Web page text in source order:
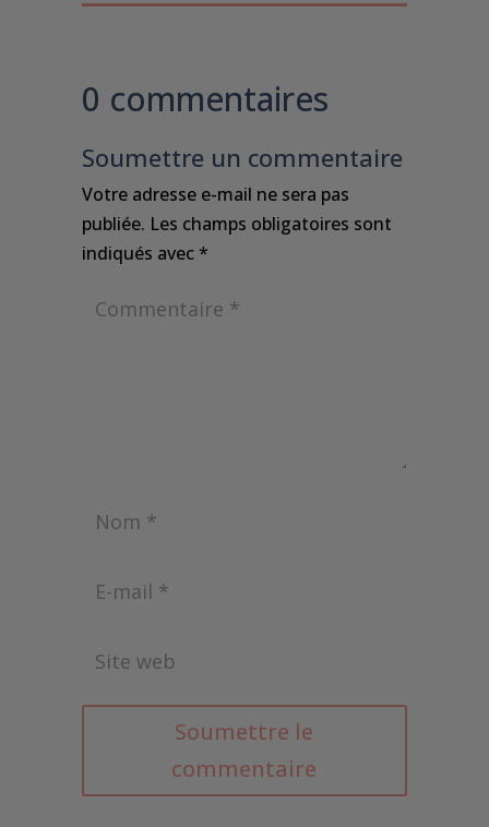
0 commentaires
Soumettre un commentaire
Votre adresse e-mail ne sera pas
publiée. Les champs obligatoires sont
indiqués avec*
Soumettre le
commentaire